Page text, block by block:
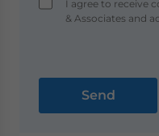
I agree to receive
& Associates and